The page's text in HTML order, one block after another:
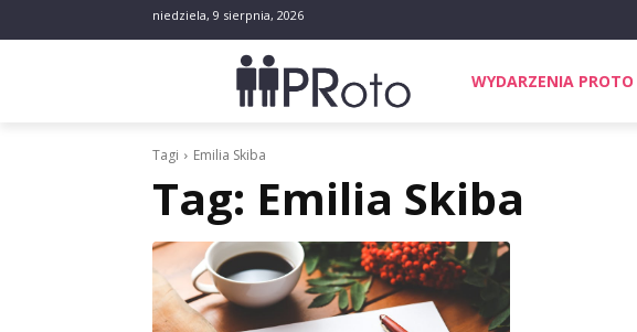
niedziela, 9 sierpnia, 2026
WYDARZENIA PROTO
Tagi Emilia Skiba
Tag: Emilia Skiba